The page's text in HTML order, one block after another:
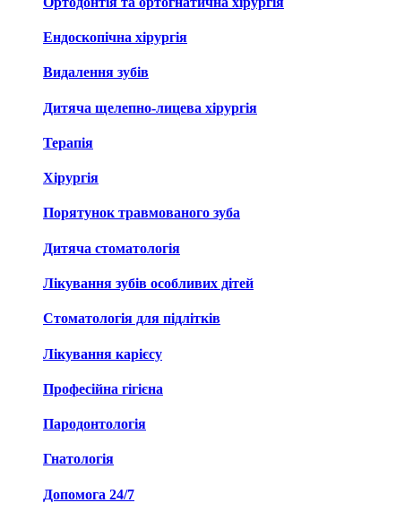
Ендоскопічна хірургія
Видалення зубів
Дитяча щелепно-лицева хірургія
Терапія
Хірургія
Порятунок травмованого зуба
Дитяча стоматологія
Лікування зубів особливих дітей
Стоматологія для підлітків
Лікування карієсу
Професійна гігієна
Пародонтологія
Гнатологія
Допомога 24/7